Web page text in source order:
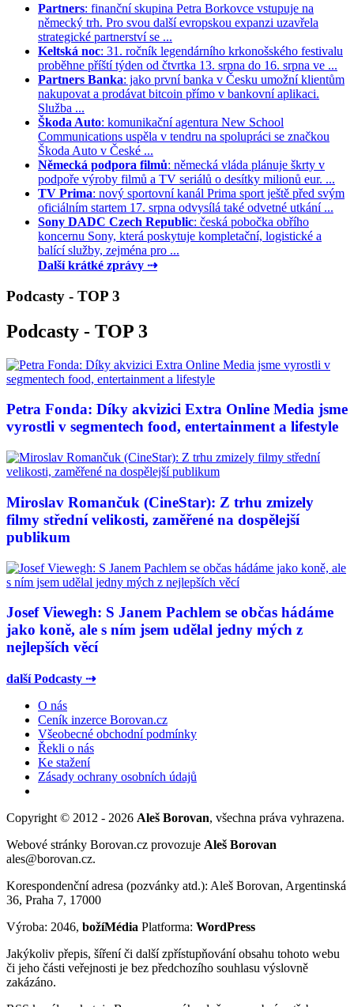
Partners: finanční skupina Petra Borkovce vstupuje na
německý trh. Pro svou další evropskou expanzi uzavřela
strategické partnerství se ...
Keltská noc: 31. ročník legendárního krkonošského festivalu
proběhne příští týden od čtvrtka 13. srpna do 16. srpna ve ...
Partners Banka: jako první banka v Česku umožní klientům
nakupovat a prodávat bitcoin přímo v bankovní aplikaci.
Služba ...
Škoda Auto: komunikační agentura New School
Communications uspěla v tendru na spolupráci se značkou
Škoda Auto v České ...
Německá podpora filmů: německá vláda plánuje škrty v
podpoře výroby filmů a TV seriálů o desítky milionů eur. ...
TV Prima: nový sportovní kanál Prima sport ještě před svým
oficiálním startem 17. srpna odvysílá také odvetné utkání ...
Sony DADC Czech Republic: česká pobočka obřího
koncernu Sony, která poskytuje kompletační, logistické a
balící služby, zejména pro ...
Další krátké zprávy ⇢
Podcasty - TOP 3
Podcasty - TOP 3
Petra Fonda: Díky akvizici Extra Online Media jsme
vyrostli v segmentech food, entertainment a lifestyle
Miroslav Romančuk (CineStar): Z trhu zmizely
filmy střední velikosti, zaměřené na dospělejší
publikum
Josef Viewegh: S Janem Pachlem se občas hádáme
jako koně, ale s ním jsem udělal jedny mých z
nejlepších věcí
další Podcasty ⇢
O nás
Ceník inzerce Borovan.cz
Všeobecné obchodní podmínky
Řekli o nás
Ke stažení
Zásady ochrany osobních údajů
Copyright © 2012 - 2026 Aleš Borovan, všechna práva vyhrazena.
Webové stránky Borovan.cz provozuje Aleš Borovan
ales@borovan.cz.
Korespondenční adresa (pozvánky atd.): Aleš Borovan, Argentinská
36, Praha 7, 17000
Výroba: 2046, božíMédia Platforma: WordPress
Jakýkoliv přepis, šíření či další zpřístupňování obsahu tohoto webu
či jeho části veřejnosti je bez předchozího souhlasu výslovně
zakázáno.